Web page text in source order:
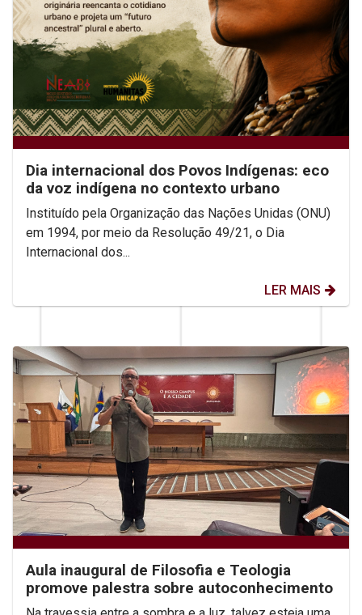
Dia internacional dos Povos Indígenas: eco
da voz indígena no contexto urbano
Instituído pela Organização das Nações Unidas (ONU)
em 1994, por meio da Resolução 49/21, o Dia
Internacional dos...
LER MAIS
Aula inaugural de Filosofia e Teologia
promove palestra sobre autoconhecimento